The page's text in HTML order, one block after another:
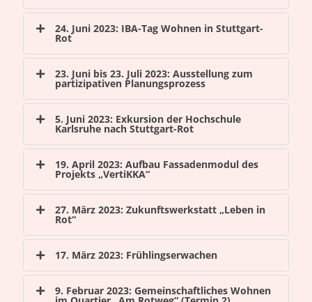
24. Juni 2023: IBA-Tag Wohnen in Stuttgart-
Rot
23. Juni bis 23. Juli 2023: Ausstellung zum
partizipativen Planungsprozess
5. Juni 2023: Exkursion der Hochschule
Karlsruhe nach Stuttgart-Rot
19. April 2023: Aufbau Fassadenmodul des
Projekts „VertiKKA“
27. März 2023: Zukunftswerkstatt „Leben in
Rot“
17. März 2023: Frühlingserwachen
9. Februar 2023: Gemeinschaftliches Wohnen